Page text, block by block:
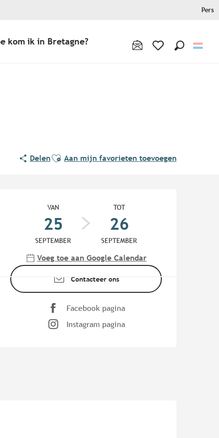
Pers
kom ik in Bretagne?
DelenAjouter aux favoris
Aan mijn favorieten toevoegen
VAN
25
SEPTEMBER
TOT
26
SEPTEMBER
Voeg toe aan Google Calendar
Contacteer ons
Facebook pagina
Instagram pagina